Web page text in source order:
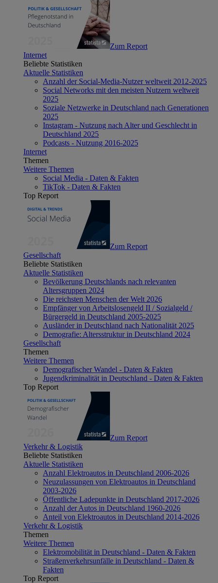
Zum Report
Internet
Beliebte Statistiken
Aktuelle Statistiken
Anzahl der Social-Media-Nutzer weltweit 2012-2025
Social Networks mit den meisten Nutzern weltweit
2025
Soziale Netzwerke in Deutschland nach Generationen
2025
Instagram - Nutzung nach Alter und Geschlecht in
Deutschland 2025
Podcasts - Nutzung 2016-2025
Internet
Themen
Weitere Themen
Social Media - Daten & Fakten
TikTok - Daten & Fakten
Top Report
Zum Report
Gesellschaft
Beliebte Statistiken
Aktuelle Statistiken
Bevölkerung Deutschlands nach relevanten
Altersgruppen 2024
Die reichsten Menschen der Welt 2026
Empfänger von Arbeitslosengeld II / Sozialgeld /
Bürgergeld in Deutschland 2005-2025
Ausländer in Deutschland nach Nationalität 2025
Demografie: Altersstruktur in Deutschland 2024
Gesellschaft
Themen
Weitere Themen
Demografischer Wandel - Daten & Fakten
Jugendkriminalität in Deutschland - Daten & Fakten
Top Report
Zum Report
Verkehr & Logistik
Beliebte Statistiken
Aktuelle Statistiken
Anzahl Elektroautos in Deutschland 2006-2026
Neuzulassungen von Elektroautos in Deutschland
2003-2026
Öffentliche Ladepunkte in Deutschland 2017-2026
Anzahl der Autos in Deutschland 1960-2026
Anteil von Elektroautos in Deutschland 2014-2026
Verkehr & Logistik
Themen
Weitere Themen
Elektromobilität in Deutschland - Daten & Fakten
Straßenverkehrsunfälle in Deutschland - Daten &
Fakten
Top Report